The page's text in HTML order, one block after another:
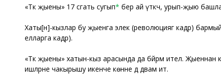
«Тәкә җыены» 17 сәгать сугып* бер ай үткәч, урып-җыю
Хаты[н]-кызлар бу җыенга элек (революциягә кадәр)
елларга кадәр).
«Тәкә җыены» хатын-кыз арасында да бәйрәм ителә.
ишләрне чакырышу икенче көнне дә дәвам итә.